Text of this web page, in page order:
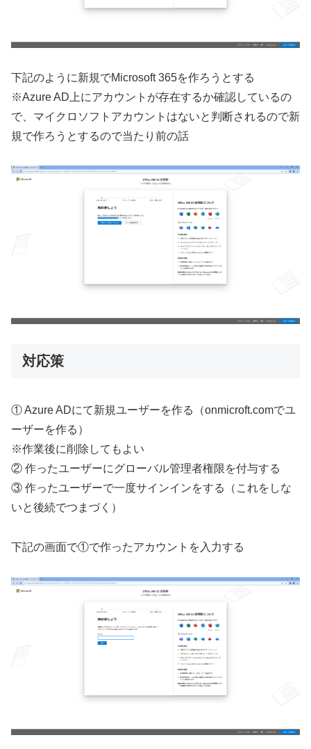
下記のように新規でMicrosoft 365を作ろうとする
※Azure AD上にアカウントが存在するか確認しているの
で、マイクロソフトアカウントはないと判断されるので新
規で作ろうとするので当たり前の話
対応策
① Azure ADにて新規ユーザーを作る（onmicroft.comでユ
ーザーを作る）
※作業後に削除してもよい
② 作ったユーザーにグローバル管理者権限を付与する
③ 作ったユーザーで一度サインインをする（これをしな
いと後続でつまづく）
下記の画面で①で作ったアカウントを入力する